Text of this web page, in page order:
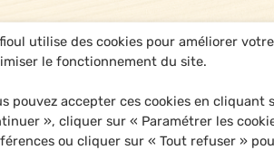
utilise des cookies pour améliorer
le fonctionnement du site.
pouvez accepter ces cookies en cliquant
», cliquer sur « Paramétrer les
ou cliquer sur « Tout refuser »